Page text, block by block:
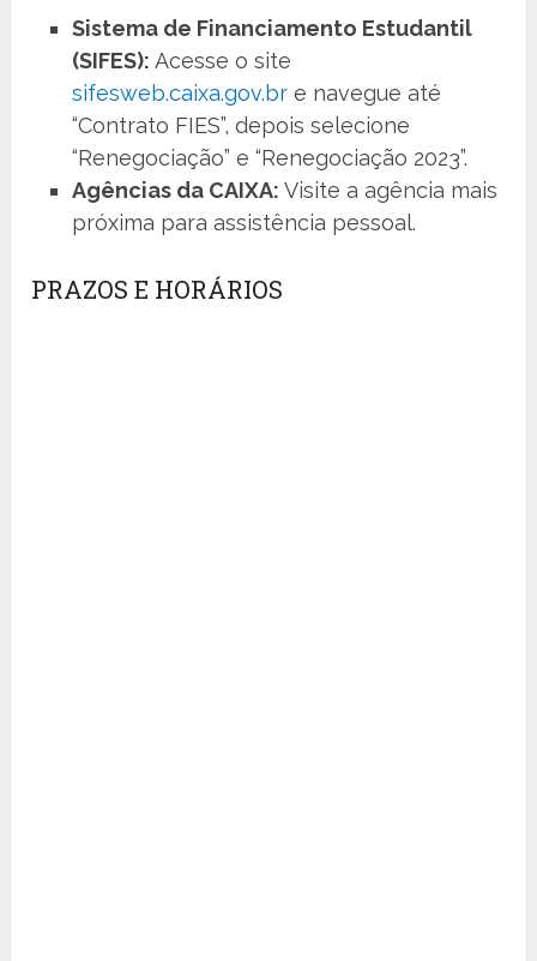
Sistema de Financiamento Estudantil
(SIFES): Acesse o site
sifesweb.caixa.gov.br e navegue até
“Contrato FIES”, depois selecione
“Renegociação” e “Renegociação 2023”.
Agências da CAIXA: Visite a agência mais
próxima para assistência pessoal.
PRAZOS E HORÁRIOS